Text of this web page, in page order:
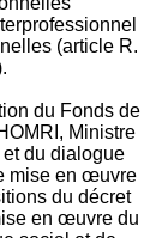
(article R.
du Fonds de
Ministre
et du dialogue
mise en œuvre
du décret
en œuvre du